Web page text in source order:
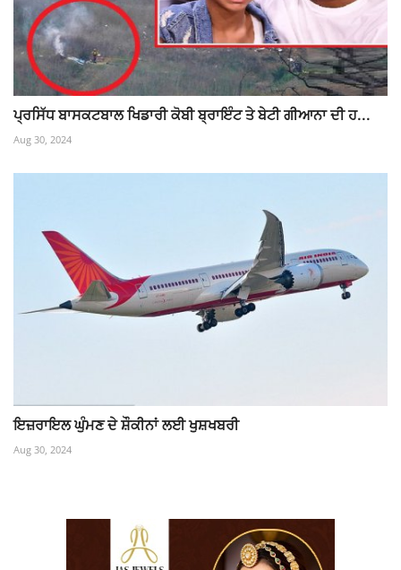
ਪ੍ਰਸਿੱਧ ਬਾਸਕਟਬਾਲ ਖਿਡਾਰੀ ਕੋਬੀ ਬ੍ਰਾਇੰਟ ਤੇ ਬੇਟੀ ਗੀਆਨਾ ਦੀ ਹ...
Aug 30, 2024
ਇਜ਼ਰਾਇਲ ਘੁੰਮਣ ਦੇ ਸ਼ੌਕੀਨਾਂ ਲਈ ਖੁਸ਼ਖਬਰੀ
Aug 30, 2024